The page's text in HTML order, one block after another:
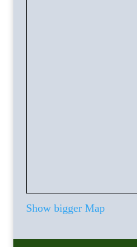
Show bigger Map